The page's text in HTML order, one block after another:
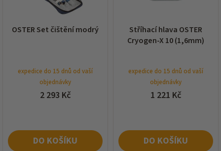
OSTER Set čištění modrý
expedice do 15 dnů od vaší
objednávky
2 293 Kč
DO KOŠÍKU
Stříhací hlava OSTER
Cryogen-X 10 (1,6mm)
expedice do 15 dnů od vaší
objednávky
1 221 Kč
DO KOŠÍKU